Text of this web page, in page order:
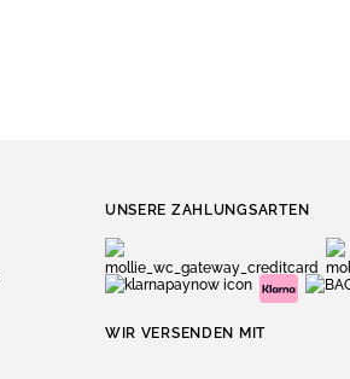
UNSERE ZAHLUNGSARTEN
WIR VERSENDEN MIT